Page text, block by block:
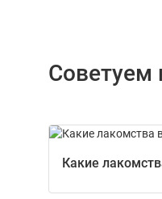
Советуем
Какие